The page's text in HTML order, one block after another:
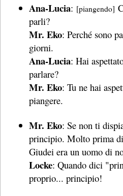
Ana-Lucia: [piangendo]
parli?
Mr. Eko: Perché sono
giorni.
Ana-Lucia: Hai
parlare?
Mr. Eko: Tu ne hai
piangere.
Mr. Eko: Se non ti
principio. Molto prima
Giudei era un uomo di
Locke: Quando dici
proprio... principio!